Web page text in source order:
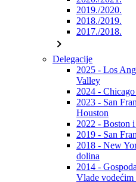
2019./2020.
2018./2019.
2017./2018.
chevron_right
Delegacije
2025 - Los
Valley
2024 -
2023 - San
Houston
2022 - Boston
2019 - San
2018 - New
dolina
2014 -
Vlade